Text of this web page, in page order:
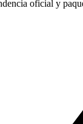
oficial y